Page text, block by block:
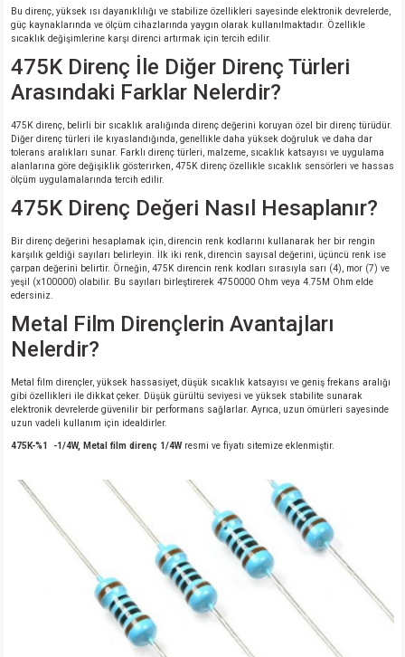
Bu direnç, yüksek ısı dayanıklılığı ve stabilize özellikleri sayesinde elektronik devrelerde,
güç kaynaklarında ve ölçüm cihazlarında yaygın olarak kullanılmaktadır. Özellikle
sıcaklık değişimlerine karşı direnci artırmak için tercih edilir.
475K Direnç İle Diğer Direnç Türleri
Arasındaki Farklar Nelerdir?
475K direnç, belirli bir sıcaklık aralığında direnç değerini koruyan özel bir direnç türüdür.
Diğer direnç türleri ile kıyaslandığında, genellikle daha yüksek doğruluk ve daha dar
tolerans aralıkları sunar. Farklı direnç türleri, malzeme, sıcaklık katsayısı ve uygulama
alanlarına göre değişiklik gösterirken, 475K direnç özellikle sıcaklık sensörleri ve hassas
ölçüm uygulamalarında tercih edilir.
475K Direnç Değeri Nasıl Hesaplanır?
Bir direnç değerini hesaplamak için, direncin renk kodlarını kullanarak her bir rengin
karşılık geldiği sayıları belirleyin. İlk iki renk, direncin sayısal değerini, üçüncü renk ise
çarpan değerini belirtir. Örneğin, 475K direncin renk kodları sırasıyla sarı (4), mor (7) ve
yeşil (x100000) olabilir. Bu sayıları birleştirerek 4750000 Ohm veya 4.75M Ohm elde
edersiniz.
Metal Film Dirençlerin Avantajları
Nelerdir?
Metal film dirençler, yüksek hassasiyet, düşük sıcaklık katsayısı ve geniş frekans aralığı
gibi özellikleri ile dikkat çeker. Düşük gürültü seviyesi ve yüksek stabilite sunarak
elektronik devrelerde güvenilir bir performans sağlarlar. Ayrıca, uzun ömürleri sayesinde
uzun vadeli kullanım için idealdirler.
475K-%1 -1/4W, Metal film direnç 1/4Wresmi ve fiyatı sitemize eklenmiştir.